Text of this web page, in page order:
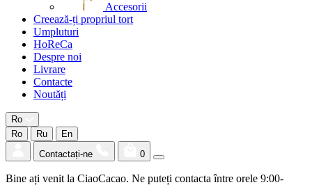
Accesorii
Creează-ți propriul tort
Umpluturi
HoReCa
Despre noi
Livrare
Contacte
Noutăți
Ro
Ro
Ru
En
Contactați-ne
0
Bine ați venit la CiaoCacao. Ne puteți contacta între orele 9:00-